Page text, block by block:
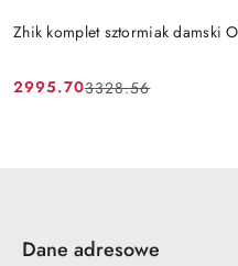
Zhik komplet sztormiak damski
Cena
2995.70
Cena
3328.56
Dane adresowe